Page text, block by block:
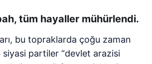
tüm hayaller mühürlendi.
bu topraklarda çoğu zaman
siyasi partiler “devlet arazisi